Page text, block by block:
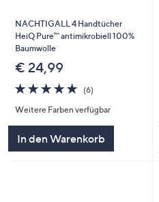
NACHTIGALL 4 Handtücher
HeiQ Pure™ antimikrobiell 100%
Baumwolle
€ 24,99
5.0
von
5
(6)6
Weitere Farben verfügbar
In den Warenkorb